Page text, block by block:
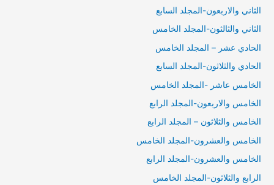
الثاني والاربعون-المجلد السابع
الثاني والثالثون-المجلد الخامس
الحادي عشر – المجلد الخامس
الحادي والثلاثون-المجلد السابع
الخامس عاشر -المجلد الخامس
الخامس والاربعون-المجلد الرابع
الخامس والثلاثون – المجلد الرابع
الخامس والعشرون-المجلد الخامس
الخامس والعشرون-المجلد الرابع
الرابع والثلاثون-المجلد الخامس